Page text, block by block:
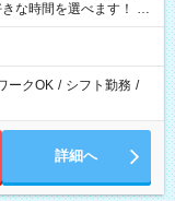
ークOK / シフト勤務 /
詳細へ